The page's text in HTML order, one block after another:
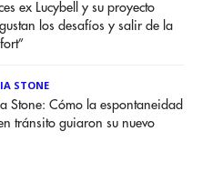
ex Lucybell y su proyecto
los desafíos y salir de la
STONE
Stone: Cómo la espontaneidad
tránsito guiaron su nuevo